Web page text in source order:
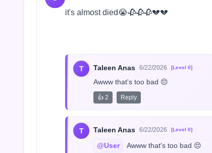
it's almost died😭🥀🥀🥀💔💔
T Taleen Anas 6/22/2026 [Level 0]
Awww that's too bad 😔
👍 2 Reply
T Taleen Anas 6/22/2026 [Level 0]
@User Awww that's too bad 😔